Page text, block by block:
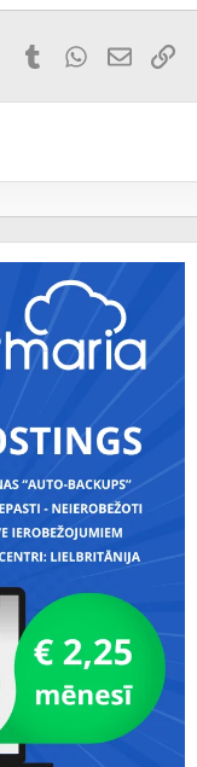
PinterestTumblrWhatsApp
E-pasts